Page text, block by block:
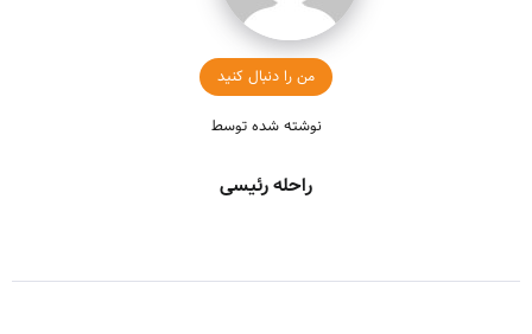
من را دنبال کنید
نوشته شده توسط
راحله رئیسی